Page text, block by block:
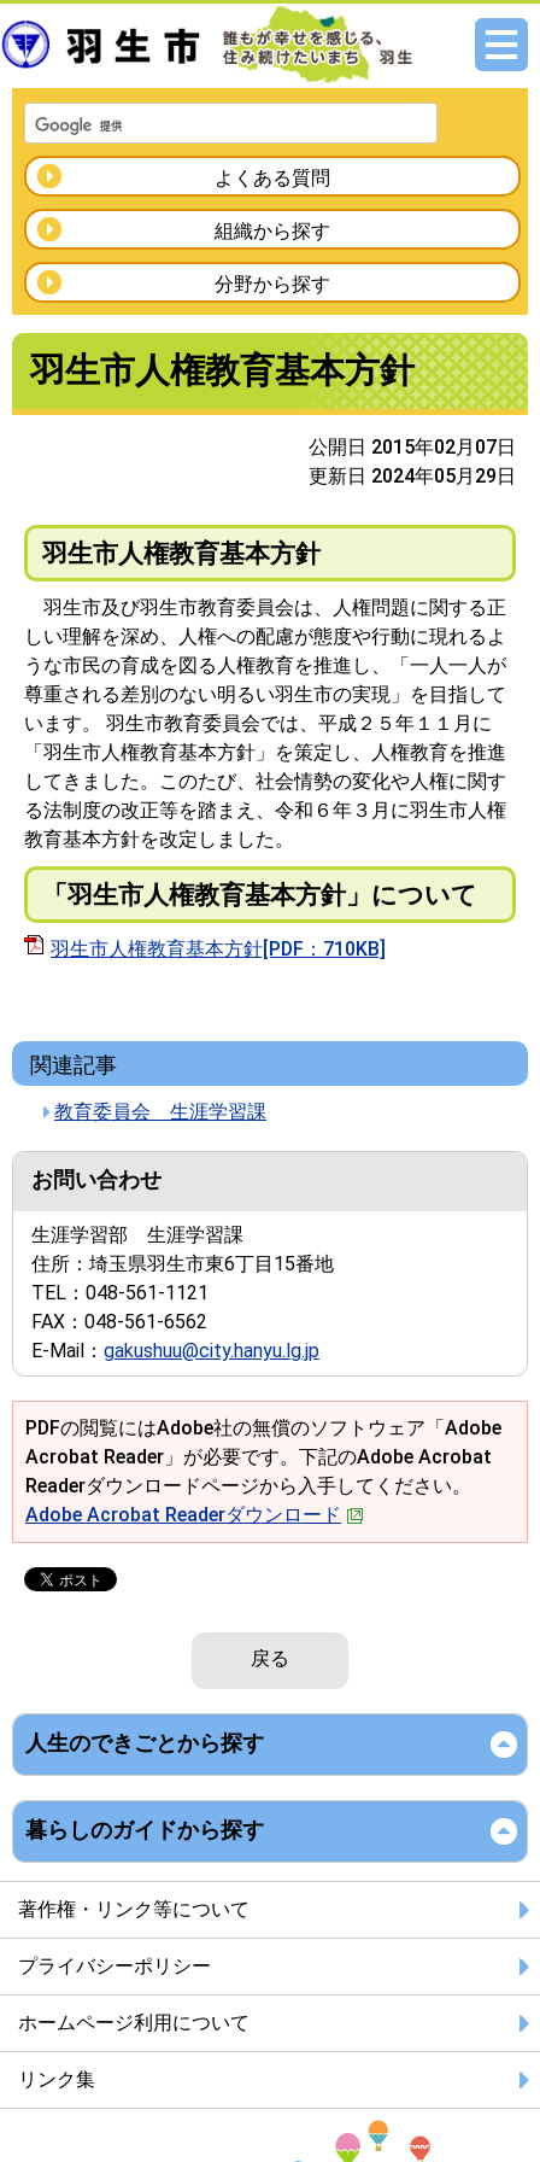
メニ
よくある質問
組織から探す
分野から探す
羽生市人権教育基本方針
公開日 2015年02月07日
更新日 2024年05月29日
羽生市人権教育基本方針
羽生市及び羽生市教育委員会は、人権問題に関する正
しい理解を深め、人権への配慮が態度や行動に現れるよ
うな市民の育成を図る人権教育を推進し、「一人一人が
尊重される差別のない明るい羽生市の実現」を目指して
います。 羽生市教育委員会では、平成２５年１１月に
「羽生市人権教育基本方針」を策定し、人権教育を推進
してきました。このたび、社会情勢の変化や人権に関す
る法制度の改正等を踏まえ、令和６年３月に羽生市人権
教育基本方針を改定しました。
「羽生市人権教育基本方針」について
羽生市人権教育基本方針[PDF：710KB]
関連記事
教育委員会 生涯学習課
お問い合わせ
生涯学習部 生涯学習課
住所： 埼玉県羽生市東6丁目15番地
TEL： 048-561-1121
FAX： 048-561-6562
E-Mail： gakushuu@city.hanyu.lg.jp
PDFの閲覧にはAdobe社の無償のソフトウェア「Adobe
Acrobat Reader」が必要です。下記のAdobe Acrobat
Readerダウンロードページから入手してください。
Adobe Acrobat Readerダウンロード
戻る
人生のできごとから探す
暮らしのガイドから探す
著作権・リンク等について
プライバシーポリシー
ホームページ利用について
リンク集